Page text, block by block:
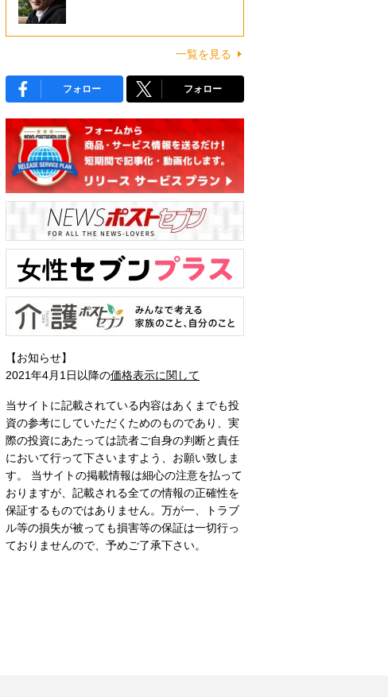
一覧を見る
フォロー フォロー
【お知らせ】
2021年4月1日以降の価格表示に関して
当サイトに記載されている内容はあくまでも投
資の参考にしていただくためのものであり、実
際の投資にあたっては読者ご自身の判断と責任
において行って下さいますよう、お願い致しま
す。 当サイトの掲載情報は細心の注意を払って
おりますが、記載される全ての情報の正確性を
保証するものではありません。万が一、トラブ
ル等の損失が被っても損害等の保証は一切行っ
ておりませんので、予めご了承下さい。